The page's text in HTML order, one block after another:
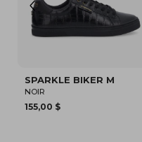
BIKER M ARLO